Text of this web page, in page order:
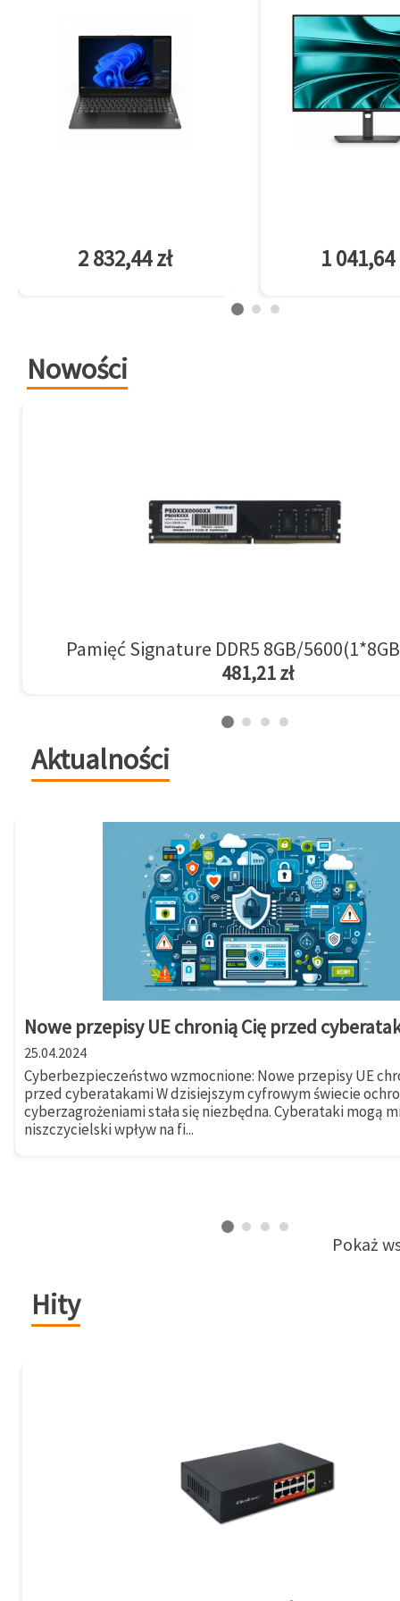
2 832,44 zł 1 041,64
Nowości
Pamięć Signature DDR5 8GB/
481,21 zł
Aktualności
Nowe przepisy UE chronią Cię przed
25.04.2024
Cyberbezpieczeństwo wzmocnione: Nowe przepisy UE
przed cyberatakami W dzisiejszym cyfrowym świecie
cyberzagrożeniami stała się niezbędna. Cyberataki mogą
niszczycielski wpływ na fi...
Pokaż
Hity